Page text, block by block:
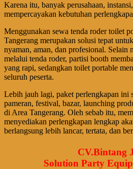
Karena itu, banyak perusahaan,
mempercayakan kebutuhan
Menggunakan sewa tenda roder toilet
Tangerang merupakan solusi tepat
nyaman, aman, dan profesional. Selain
melalui tenda roder, partisi booth
yang rapi, sedangkan toilet portable
seluruh peserta.
Lebih jauh lagi, paket perlengkapan ini
pameran, festival, bazar, launching
di Area Tangerang. Oleh sebab itu,
menyediakan perlengkapan lengkap
berlangsung lebih lancar, tertata, dan
CV.Bintang
Solution Party